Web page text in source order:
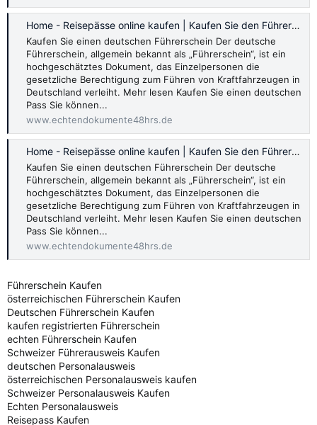
Home - Reisepässe online kaufen | Kaufen Sie den Führerschein online
Kaufen Sie einen deutschen Führerschein Der deutsche
Führerschein, allgemein bekannt als „Führerschein“, ist ein
hochgeschätztes Dokument, das Einzelpersonen die
gesetzliche Berechtigung zum Führen von Kraftfahrzeugen in
Deutschland verleiht. Mehr lesen Kaufen Sie einen deutschen
Pass Sie können...
www.echtendokumente48hrs.de
Home - Reisepässe online kaufen | Kaufen Sie den Führerschein online
Kaufen Sie einen deutschen Führerschein Der deutsche
Führerschein, allgemein bekannt als „Führerschein“, ist ein
hochgeschätztes Dokument, das Einzelpersonen die
gesetzliche Berechtigung zum Führen von Kraftfahrzeugen in
Deutschland verleiht. Mehr lesen Kaufen Sie einen deutschen
Pass Sie können...
www.echtendokumente48hrs.de
Führerschein Kaufen
österreichischen Führerschein Kaufen
Deutschen Führerschein Kaufen
kaufen registrierten Führerschein
echten Führerschein Kaufen
Schweizer Führerausweis Kaufen
deutschen Personalausweis
österreichischen Personalausweis kaufen
Schweizer Personalausweis Kaufen
Echten Personalausweis
Reisepass Kaufen